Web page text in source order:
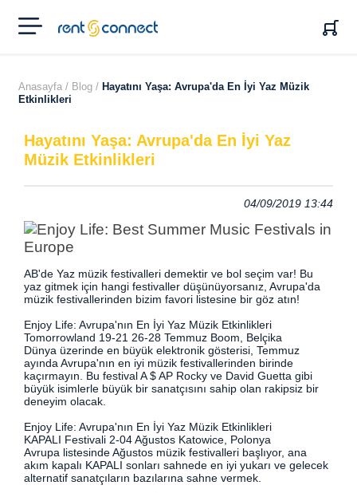
RENT'N
CONNECT
Anasayfa / Blog / Hayatını Yaşa: Avrupa'da En İyi Yaz Müzik
Etkinlikleri
Hayatını Yaşa: Avrupa'da En İyi Yaz
Müzik Etkinlikleri
04/09/2019 13:44
AB'de Yaz müzik festivalleri demektir ve bol seçim var! Bu
yaz gitmek için hangi festivaller düşünüyorsanız, Avrupa'da
müzik festivallerinden bizim favori listesine bir göz atın!
Enjoy Life: Avrupa'nın En İyi Yaz Müzik Etkinlikleri
Tomorrowland 19-21 26-28 Temmuz Boom, Belçika
Dünya üzerinde en büyük elektronik gösterisi, Temmuz
ayında Avrupa'nın en iyi müzik festivallerinden birinde
kaçırmayın. Bu festival A $ AP Rocky ve David Guetta gibi
büyük isimlerle büyük bir sanatçısını sahip olan rakipsiz bir
deneyim olacak.
Enjoy Life: Avrupa'nın En İyi Yaz Müzik Etkinlikleri
KAPALI Festivali 2-04 Ağustos Katowice, Polonya
Avrupa listesinde Ağustos müzik festivalleri başlıyor, ana
akım kapalı KAPALI sonları sahnede en iyi yukarı ve gelecek
alternatif sanatçıların bazılarına sahne vermek.